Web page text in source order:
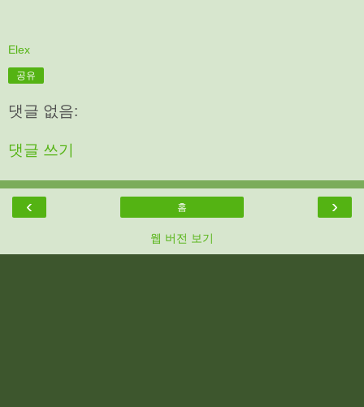
Elex
공유
댓글 없음:
댓글 쓰기
‹ ›
홈
웹 버전 보기